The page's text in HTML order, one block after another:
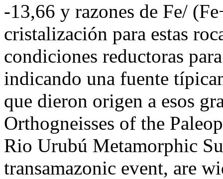
-13,66 y razones de Fe/
cristalización para estas
condiciones reductoras
indicando una fuente
que dieron origen a esos
Orthogneisses of the
Rio Urubú Metamorphic
transamazonic event, are